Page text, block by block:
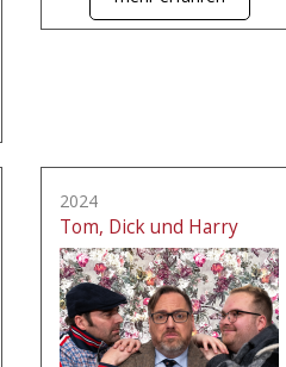
2024
Tom, Dick und Harry